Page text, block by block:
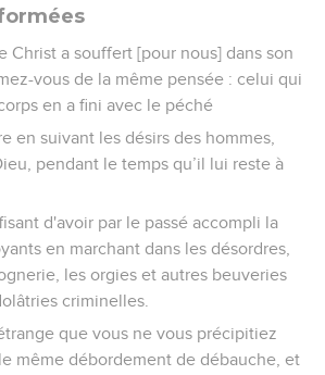
Christ a souffert [pour nous] dans son
vous de la même pensée : celui qui
en a fini avec le péché
en suivant les désirs des hommes,
pendant le temps qu’il lui reste à
d'avoir par le passé accompli la
en marchant dans les désordres,
les orgies et autres beuveries
criminelles.
que vous ne vous précipitiez
même débordement de débauche, et